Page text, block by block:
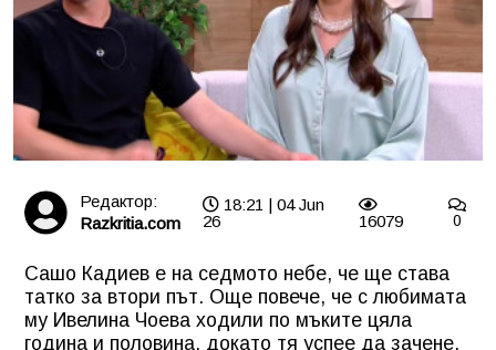
Редактор:
Razkritia.com
18:21 | 04 Jun
26
16079 0
Сашо Кадиев е на седмото небе, че ще става
татко за втори път. Още повече, че с любимата
му Ивелина Чоева ходили по мъките цяла
година и половина, докато тя успее да зачене.